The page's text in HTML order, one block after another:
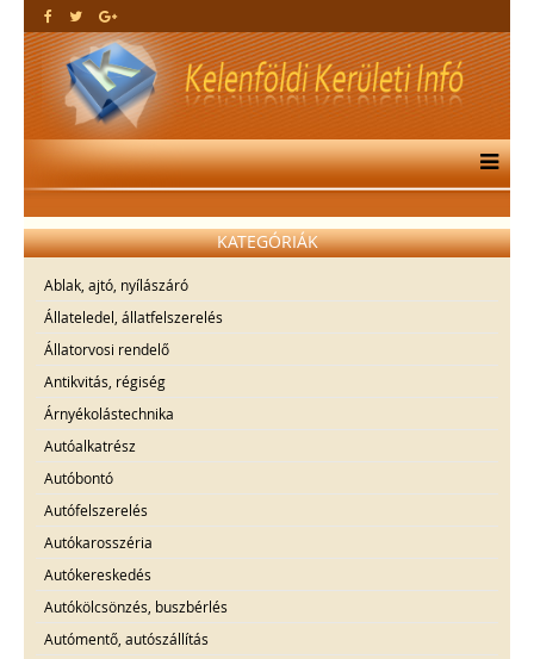
KATEGÓRIÁK
Ablak, ajtó, nyílászáró
Állateledel, állatfelszerelés
Állatorvosi rendelő
Antikvitás, régiség
Árnyékolástechnika
Autóalkatrész
Autóbontó
Autófelszerelés
Autókarosszéria
Autókereskedés
Autókölcsönzés, buszbérlés
Autómentő, autószállítás